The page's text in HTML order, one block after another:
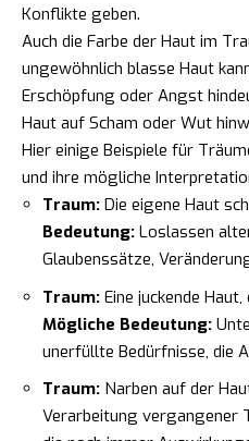
Konflikte geben.
Auch die Farbe der Haut im
ungewöhnlich blasse Haut
Erschöpfung oder Angst
Haut auf Scham oder Wut
Hier einige Beispiele für
und ihre mögliche
Traum: Die eigene Haut
Bedeutung: Loslassen
Glaubenssätze,
Traum: Eine juckende
Mögliche Bedeutung:
unerfüllte Bedürfnisse, die
Traum: Narben auf der
Verarbeitung vergangener